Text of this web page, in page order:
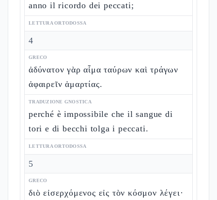
anno il ricordo dei peccati;
LETTURA ORTODOSSA
4
GRECO
ἀδύνατον γὰρ αἷμα ταύρων καὶ τράγων
ἀφαιρεῖν ἁμαρτίας.
TRADUZIONE GNOSTICA
perché è impossibile che il sangue di
tori e di becchi tolga i peccati.
LETTURA ORTODOSSA
5
GRECO
διὸ εἰσερχόμενος εἰς τὸν κόσμον λέγει·